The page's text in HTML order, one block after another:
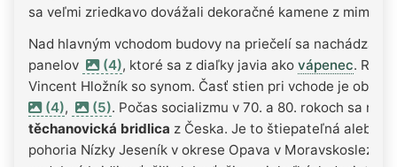
sa veľmi zriedkavo dovážali dekoračné kamene z mimo
Nad hlavným vchodom budovy na priečelí sa nachádza
panelov
(4), ktoré sa z diaľky javia ako vápenec.
Vincent Hložník so synom. Časť stien pri vchode je
(4), (5). Počas socializmu v 70. a 80. rokoch sa na
těchanovická bridlica z Česka. Je to štiepateľná alebo
pohoria Nízky Jeseník v okrese Opava v